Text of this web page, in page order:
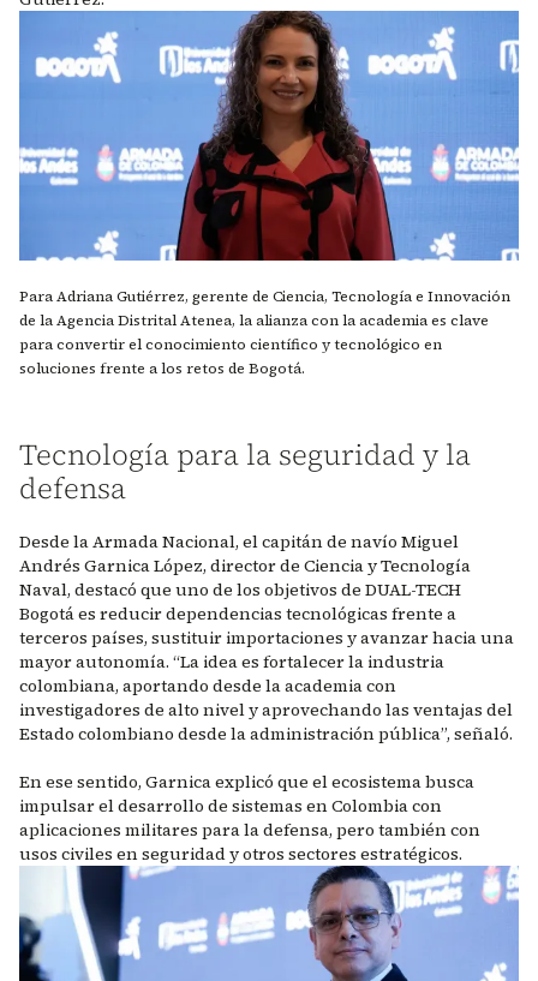
Para Adriana Gutiérrez, gerente de Ciencia, Tecnología e Innovación
de la Agencia Distrital Atenea, la alianza con la academia es clave
para convertir el conocimiento científico y tecnológico en
soluciones frente a los retos de Bogotá.
Tecnología para la seguridad y la
defensa
Desde la Armada Nacional, el capitán de navío Miguel
Andrés Garnica López, director de Ciencia y Tecnología
Naval, destacó que uno de los objetivos de DUAL-TECH
Bogotá es reducir dependencias tecnológicas frente a
terceros países, sustituir importaciones y avanzar hacia una
mayor autonomía. “La idea es fortalecer la industria
colombiana, aportando desde la academia con
investigadores de alto nivel y aprovechando las ventajas del
Estado colombiano desde la administración pública”, señaló.
En ese sentido, Garnica explicó que el ecosistema busca
impulsar el desarrollo de sistemas en Colombia con
aplicaciones militares para la defensa, pero también con
usos civiles en seguridad y otros sectores estratégicos.